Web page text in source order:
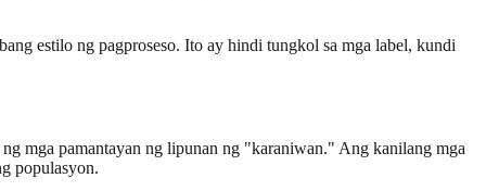
estilo ng pagproseso. Ito ay hindi tungkol sa mga label, kundi
mga pamantayan ng lipunan ng "karaniwan." Ang kanilang mga
populasyon.